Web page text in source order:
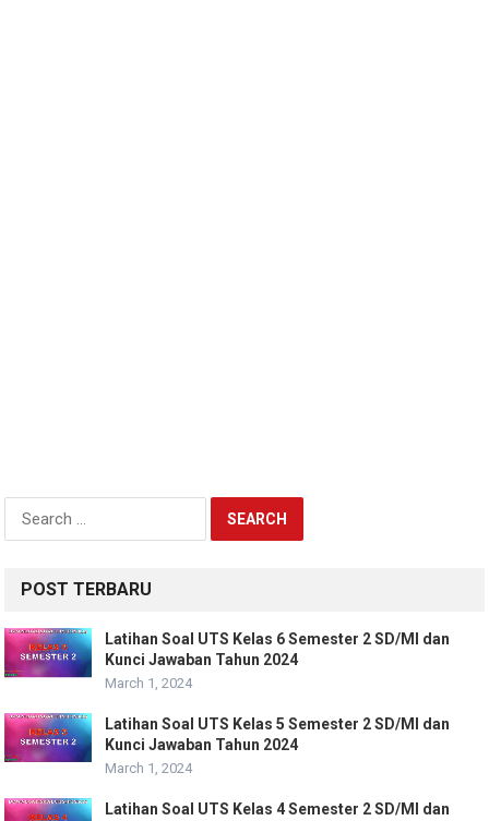
Search
POST TERBARU
Latihan Soal UTS Kelas 6 Semester 2 SD/MI dan
Kunci Jawaban Tahun 2024
March 1, 2024
Latihan Soal UTS Kelas 5 Semester 2 SD/MI dan
Kunci Jawaban Tahun 2024
March 1, 2024
Latihan Soal UTS Kelas 4 Semester 2 SD/MI dan